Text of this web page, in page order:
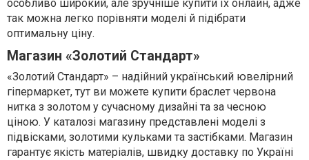
особливо широкий, але зручніше купити їх онлайн, адже
так можна легко порівняти моделі й підібрати
оптимальну ціну.
Магазин «Золотий Стандарт»
«Золотий Стандарт» – надійний український ювелірний
гіпермаркет, тут ви можете купити браслет червона
нитка з золотом у сучасному дизайні та за чесною
ціною. У каталозі магазину представлені моделі з
підвісками, золотими кульками та застібками. Магазин
гарантує якість матеріалів, швидку доставку по Україні